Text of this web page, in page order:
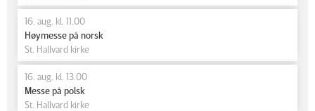
16. aug. kl. 11.00
Høymesse på norsk
St. Hallvard kirke
16. aug. kl. 13.00
Messe på polsk
St. Hallvard kirke